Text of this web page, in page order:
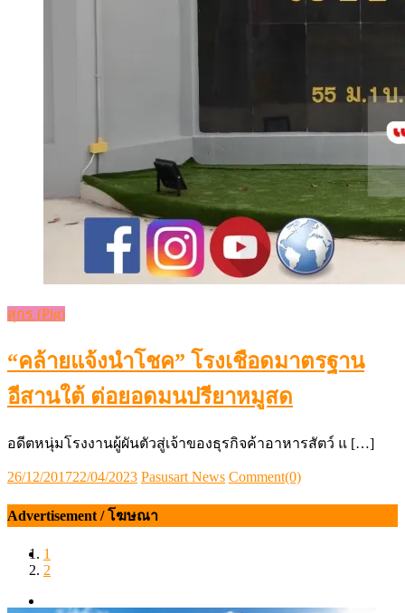
สุกร (Pig)
“คล้ายแจ้งนำโชค” โรงเชือดมาตรฐาน
อีสานใต้ ต่อยอดมนปรียาหมูสด
อดีตหนุ่มโรงงานผู้ผันตัวสู่เจ้าของธุรกิจค้าอาหารสัตว์ แ […]
Posted
26/12/201722/04/2023 Author
Pasusart News Comment(0)
Advertisement / โฆษณา
1
2